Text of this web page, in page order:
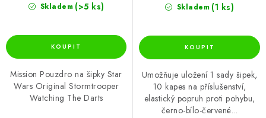
Skladem (>5 ks)
Mission Pouzdro na šipky Star
Wars Original Stormtrooper
Watching The Darts
Skladem (1 ks)
Umožňuje uložení 1 sady šipek,
10 kapes na příslušenství,
elastický popruh proti pohybu,
černo-bílo-červené...